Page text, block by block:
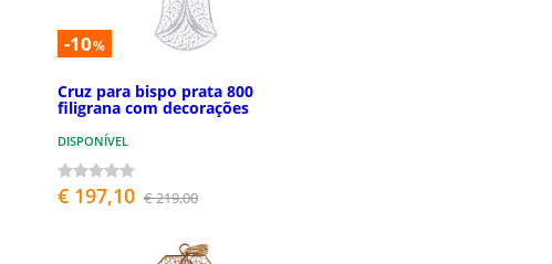
-10%
Cruz para bispo prata 800
filigrana com decorações
DISPONÍVEL
€ 197,10 € 219,00